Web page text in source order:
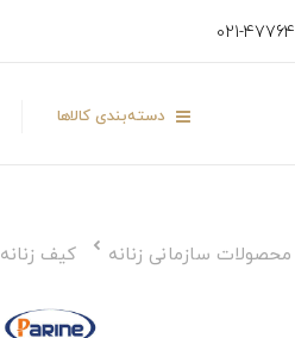
021-47764
دسته‌بندی کالاها
محصولات سازمانی زنانه کیف زنانه